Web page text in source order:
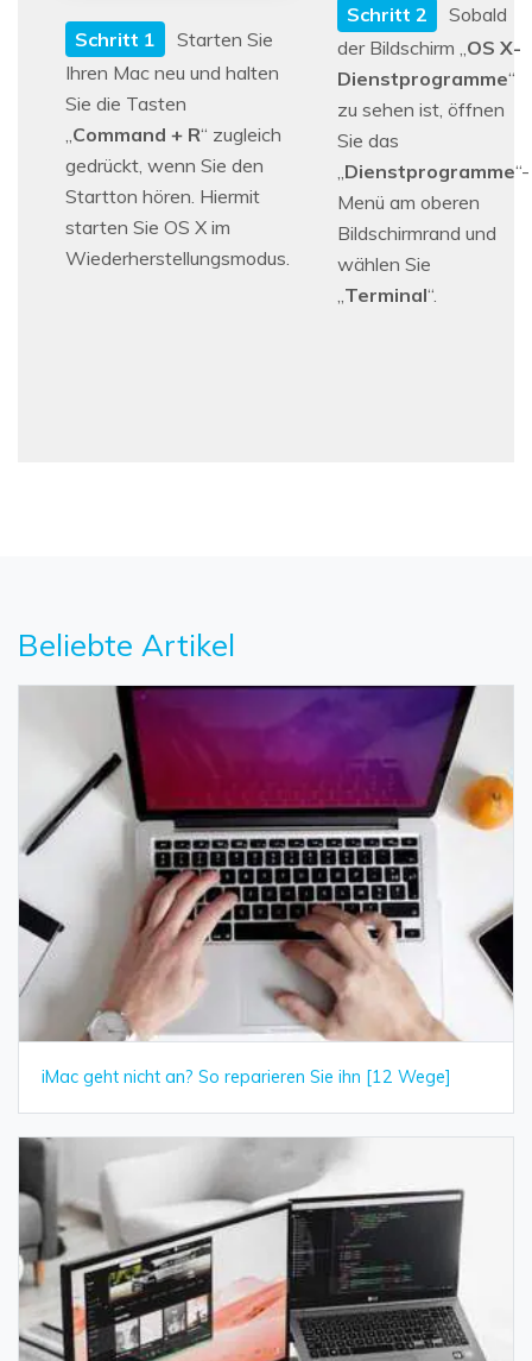
Schritt 1
Starten Sie
Ihren Mac neu und halten
Sie die Tasten
Command + R“ zugleich
gedrückt, wenn Sie den
Startton hören. Hiermit
starten Sie OS X im
Wiederherstellungsmodus.
Schritt 2
Sobald
der Bildschirm „OS X-
Dienstprogramme“
zu sehen ist, öffnen
Sie das
„Dienstprogramme“-
Menü am oberen
Bildschirmrand und
wählen Sie
„Terminal“.
Beliebte Artikel
iMac geht nicht an? So reparieren Sie ihn [12 Wege]